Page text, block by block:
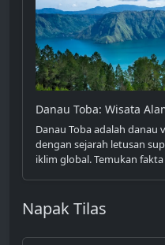
Danau Toba: Wisata
Danau Toba adalah
dengan sejarah letusan
iklim global. Temukan
Napak Tilas